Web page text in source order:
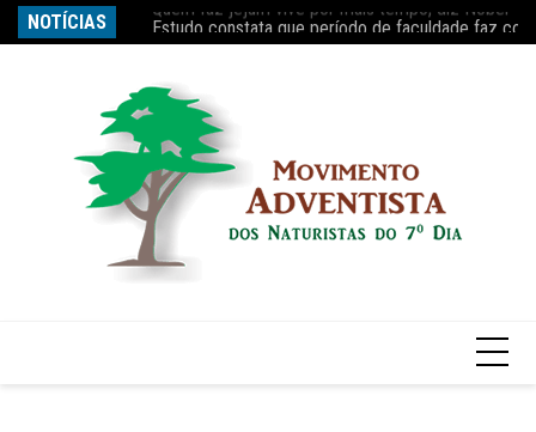
para
NOTÍCIAS
tempo, diz Nobel Estudo constata que período de faculdade faz